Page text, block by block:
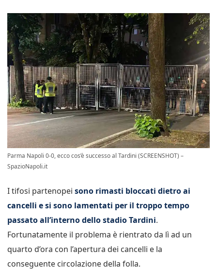
Parma Napoli 0-0, ecco cos’è successo al Tardini (SCREENSHOT) –
SpazioNapoli.it
I tifosi partenopei sono rimasti bloccati dietro ai
cancelli e si sono lamentati per il troppo tempo
passato all’interno dello stadio Tardini.
Fortunatamente il problema è rientrato da lì ad un
quarto d’ora con l’apertura dei cancelli e la
conseguente circolazione della folla.